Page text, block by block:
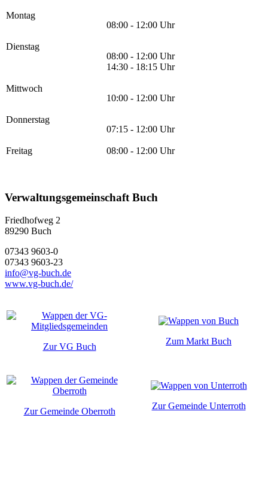
Montag
08:00 - 12:00 Uhr
Dienstag
08:00 - 12:00 Uhr
14:30 - 18:15 Uhr
Mittwoch
10:00 - 12:00 Uhr
Donnerstag
07:15 - 12:00 Uhr
Freitag 08:00 - 12:00 Uhr
Verwaltungsgemeinschaft Buch
Friedhofweg 2
89290 Buch
07343 9603-0
07343 9603-23
info@vg-buch.de
www.vg-buch.de/
Zur VG Buch
Zum Markt Buch
Zur Gemeinde Oberroth
Zur Gemeinde Unterroth